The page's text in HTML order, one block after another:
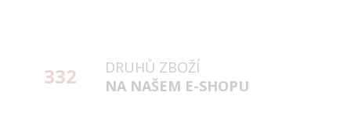
332
DRUHŮ ZBOŽÍ
NA NAŠEM E-SHOPU